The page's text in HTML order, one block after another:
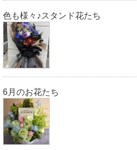
色も様々♪スタンド花たち
6月のお花たち